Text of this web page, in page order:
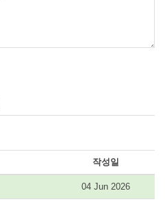
작성일
04 Jun 2026